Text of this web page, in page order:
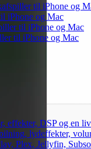
til iPhone og
iPhone og Mac
til iPhone og Mac
til iPhone og Mac
effekter, DSP og en
lydeffekter,
Plex, Jellyfin,